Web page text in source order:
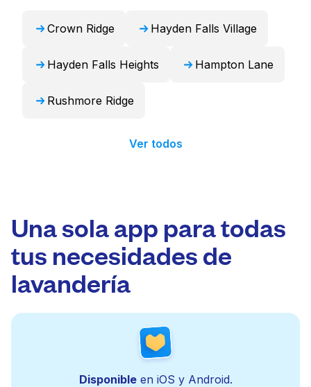
Crown Ridge Hayden Falls Village
Hayden Falls Heights Hampton Lane
Rushmore Ridge
Ver todos
Una sola app para todas
tus necesidades de
lavandería
Disponibleen iOS y Android.